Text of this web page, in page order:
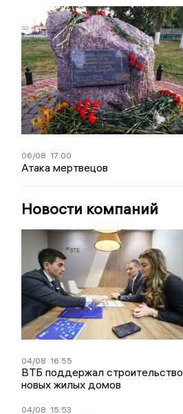
06/08 17:00
Атака мертвецов
Новости компаний
04/08 16:55
ВТБ поддержал строительство
новых жилых домов
04/08 15:53